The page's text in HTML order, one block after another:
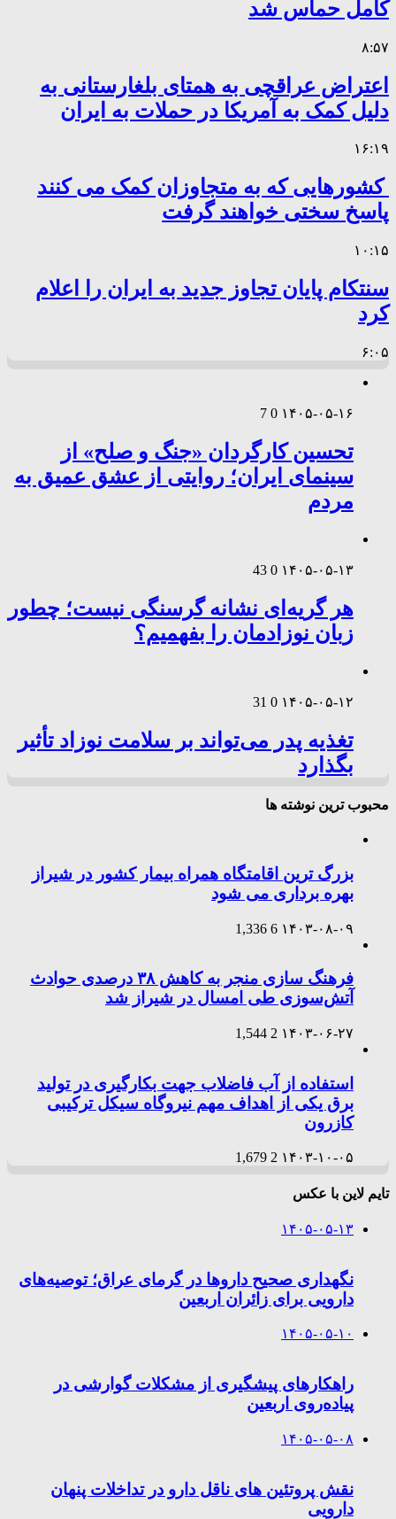
کامل حماس شد
۸:۵۷
اعتراض عراقچی به همتای بلغارستانی به
دلیل کمک به آمریکا در حملات به ایران
۱۶:۱۹
کشورهایی که به متجاوزان کمک می کنند
پاسخ سختی خواهند گرفت
۱۰:۱۵
سنتکام پایان تجاوز جدید به ایران را اعلام
کرد
۶:۰۵
۱۴۰۵-۰۵-۱۶ 0
7
تحسین کارگردان «جنگ و صلح» از
سینمای ایران؛ روایتی از عشق عمیق به
مردم
۱۴۰۵-۰۵-۱۳ 0
43
هر گریه‌ای نشانه گرسنگی نیست؛ چطور
زبان نوزادمان را بفهمیم؟
۱۴۰۵-۰۵-۱۲ 0
31
تغذیه پدر می‌تواند بر سلامت نوزاد تأثیر
بگذارد
محبوب ترین نوشته ها
بزرگ ترین اقامتگاه همراه بیمار کشور در شیراز
بهره برداری می شود
۱۴۰۳-۰۸-۰۹ 6
1,336
فرهنگ سازی منجر به کاهش ۳۸ درصدی حوادث
آتش‌سوزی طی امسال در شیراز شد
۱۴۰۳-۰۶-۲۷ 2
1,544
استفاده از آب فاضلاب جهت بکارگیری در تولید
برق یکی از اهداف مهم نیروگاه سیکل ترکیبی
کازرون
۱۴۰۳-۱۰-۰۵ 2
1,679
تایم لاین با عکس
۱۴۰۵-۰۵-۱۳
نگهداری صحیح داروها در گرمای عراق؛ توصیه‌های
دارویی برای زائران اربعین
۱۴۰۵-۰۵-۱۰
راهکارهای پیشگیری از مشکلات گوارشی در
پیاده‌روی اربعین
۱۴۰۵-۰۵-۰۸
نقش پروتئین های ناقل دارو در تداخلات پنهان
دارویی